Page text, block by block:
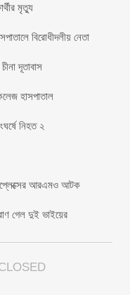
মৃত্যু
বিরোধীদলীয় নেতা
দূতাবাস
হাসপাতাল
নিহত ২
আরএমও আটক
গেল দুই ভাইয়ের